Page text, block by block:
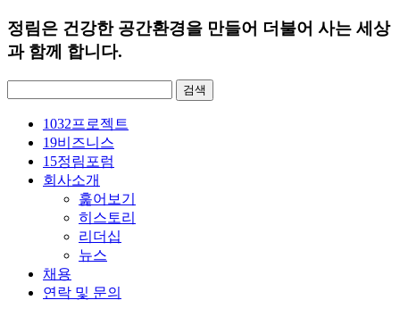
정림은 건강한 공간환경을 만들어 더불어 사는 세상
과 함께 합니다.
1032프로젝트
19비즈니스
15정림포럼
회사소개
훑어보기
히스토리
리더십
뉴스
채용
연락 및 문의